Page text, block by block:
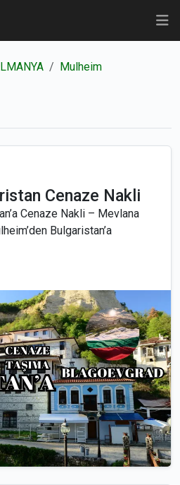
Mulheim
Cenaze Nakli
Cenaze Nakli – Mevlana
Bulgaristan’a